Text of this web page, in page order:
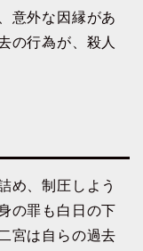
意外な因縁があ
の行為が、殺人
め、制圧しよう
の罪も白日の下
宮は自らの過去